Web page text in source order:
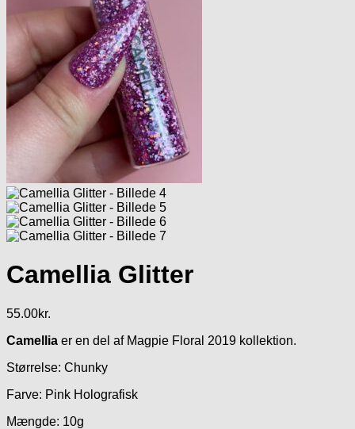
Camellia Glitter
55.00kr.
Camellia er en del af Magpie Floral 2019 kollektion.
Størrelse: Chunky
Farve: Pink Holografisk
Mængde: 10g